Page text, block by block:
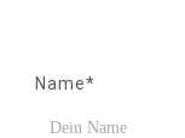
Name*